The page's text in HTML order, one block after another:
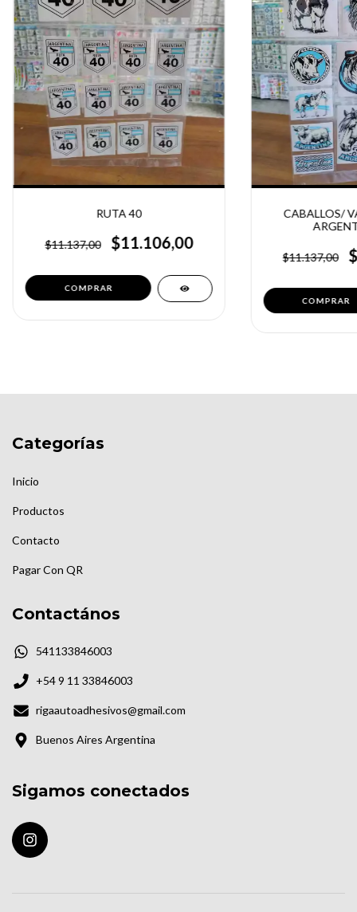
RUTA 40
$11.137,00 $11.106,00
CABALLOS/
$11.137,00
Categorías
Inicio
Productos
Contacto
Pagar Con QR
Contactános
541133846003
+54 9 11 33846003
rigaautoadhesivos@gmail.com
Buenos Aires Argentina
Sigamos conectados